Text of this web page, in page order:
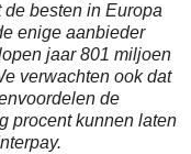
besten in Europa
enige aanbieder
jaar 801 miljoen
verwachten ook dat
de
procent kunnen laten